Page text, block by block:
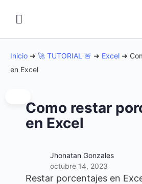
Inicio ➜ 🚀 TUTORIAL 🚨 ➜ Excel ➜
en Excel
Como restar
en Excel
Jhonatan Gonzales
octubre 14, 2023
Restar porcentajes en